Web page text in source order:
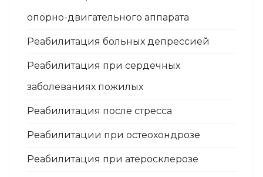
опорно-двигательного аппарата
Реабилитация больных депрессией
Реабилитация при сердечных
заболеваниях пожилых
Реабилитация после стресса
Реабилитации при остеохондрозе
Реабилитация при атеросклерозе